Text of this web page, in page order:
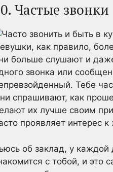
Частые
как правило,
больше слушают и
звонка или
Тебе
спрашивают, как
их лучше своим
проявляет интерес
об заклад, у каждой
с тобой, и это